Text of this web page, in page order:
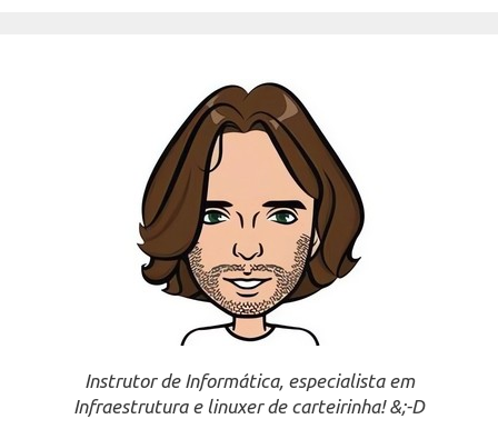
Instrutor de Informática, especialista em
Infraestrutura e linuxer de carteirinha! &;-D